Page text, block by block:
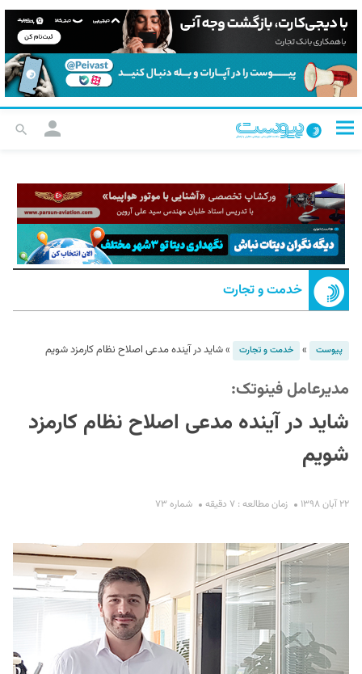
خدمت و تجارت
پیوست » خدمت و تجارت »شاید در آینده مدعی اصلاح نظام کارمزد شویم
مدیرعامل فینوتک:
شاید در آینده مدعی اصلاح نظام کارمزد
شویم
۲۲ آبان ۱۳۹۸ زمان مطالعه : ۷ دقیقه شماره ۷۳